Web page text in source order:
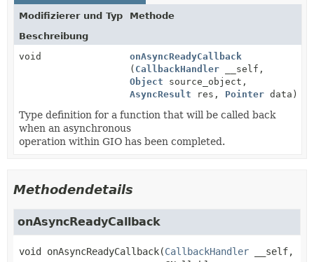
Modifizierer und Typ
Methode
Beschreibung
void
onAsyncReadyCallback
( CallbackHandler __self,
Object source_object,
AsyncResult res, Pointer data)
Type definition for a function that will be called back
when an asynchronous
operation within GIO has been completed.
Methodendetails
onAsyncReadyCallback
void onAsyncReadyCallback(CallbackHandler __self,